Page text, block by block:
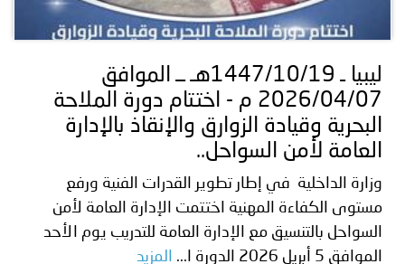
ليبيا ـ 1447/10/19هـ ــ الموافق
2026/04/07 م - اختتام دورة الملاحة
البحرية وقيادة الزوارق والإنقاذ بالإدارة
العامة لأمن السواحل..
وزارة الداخلية في إطار تطوير القدرات الفنية ورفع
مستوى الكفاءة المهنية اختتمت الإدارة العامة لأمن
السواحل بالتنسيق مع الإدارة العامة للتدريب يوم الأحد
الموافق 5 أبريل 2026 الدورة ا...
المزيد